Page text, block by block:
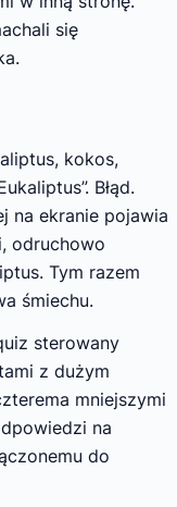
się
kokos,
Błąd.
na ekranie pojawia
odruchowo
Tym razem
śmiechu.
sterowany
z dużym
mniejszymi
na
do